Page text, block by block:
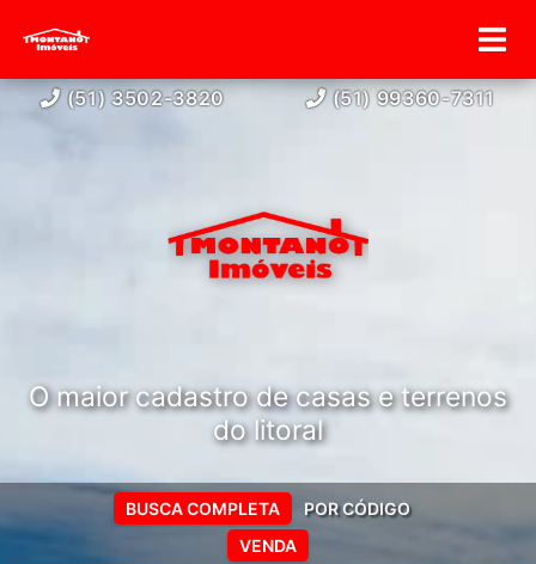
(51) 3502-3820 (51) 99360-7311
O maior cadastro de casas e terrenos
do litoral
VENDA
BUSCA COMPLETA POR CÓDIGO